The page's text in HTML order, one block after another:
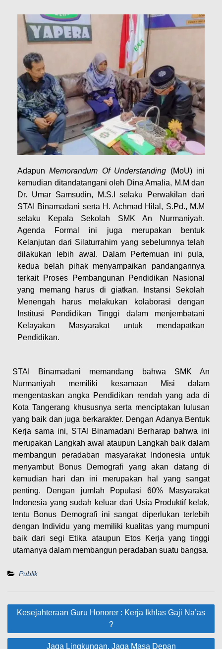
AdapunMemorandum Of Understanding (MoU) ini
kemudian ditandatangani oleh Dina Amalia, M.M dan
Dr. Umar Samsudin, M.S.I selaku Perwakilan dari
STAI Binamadani serta H. Achmad Hilal, S.Pd., M.M
selaku Kepala Sekolah SMK An Nurmaniyah.
Agenda Formal ini juga merupakan bentuk
Kelanjutan dari Silaturrahim yang sebelumnya telah
dilakukan lebih awal. Dalam Pertemuan ini pula,
kedua belah pihak menyampaikan pandangannya
terkait Proses Pembangunan Pendidikan Nasional
yang memang harus di giatkan. Instansi Sekolah
Menengah harus melakukan kolaborasi dengan
Institusi Pendidikan Tinggi dalam menjembatani
Kelayakan Masyarakat untuk mendapatkan
Pendidikan.
STAI Binamadani memandang bahwa SMK An
Nurmaniyah memiliki kesamaan Misi dalam
mengentaskan angka Pendidikan rendah yang ada di
Kota Tangerang khususnya serta menciptakan lulusan
yang baik dan juga berkarakter. Dengan Adanya Bentuk
Kerja sama ini, STAI Binamadani Berharap bahwa ini
merupakan Langkah awal ataupun Langkah baik dalam
membangun peradaban masyarakat Indonesia untuk
menyambut Bonus Demografi yang akan datang di
kemudian hari dan ini merupakan hal yang sangat
penting. Dengan jumlah Populasi 60% Masyarakat
Indonesia yang sudah keluar dari Usia Produktif kelak,
tentu Bonus Demografi ini sangat diperlukan terlebih
dengan Individu yang memiliki kualitas yang mumpuni
baik dari segi Etika ataupun Etos Kerja yang tinggi
utamanya dalam membangun peradaban suatu bangsa.
Publik
Kesejahteraan Guru Honorer : Kerja Ikhlas Gaji Na’as
?
Jaga Lingkungan, Jaga Masa Depan